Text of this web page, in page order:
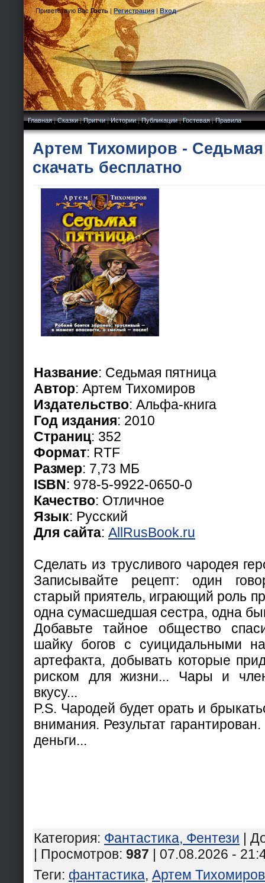
Приветствую Вас Гость|Регистрация|Вход
Главная|Сказки|Притчи|Истории|Публикации|Гостевая|Правила
Артем Тихомиров - Седьмая
скачать бесплатно
Название: Седьмая пятница
Автор: Артем Тихомиров
Издательство: Альфа-книга
Год издания: 2010
Страниц: 352
Формат: RTF
Размер: 7,73 МБ
ISBN: 978-5-9922-0650-0
Качество: Отличное
Язык: Русский
Для сайта: AllRusBook.ru
Сделать из трусливого чародея
Записывайте рецепт: один
старый приятель, играющий роль
одна сумасшедшая сестра, одна
Добавьте тайное общество
шайку богов с суицидальными
артефакта, добывать которые
риском для жизни... Чары и
вкусу...
P.S. Чародей будет орать и
внимания. Результат
деньги...
Категория: Фантастика, Фентези |
| Просмотров: 987 | 07.08.2026 -
Теги: фантастика, Артем Тихомиров